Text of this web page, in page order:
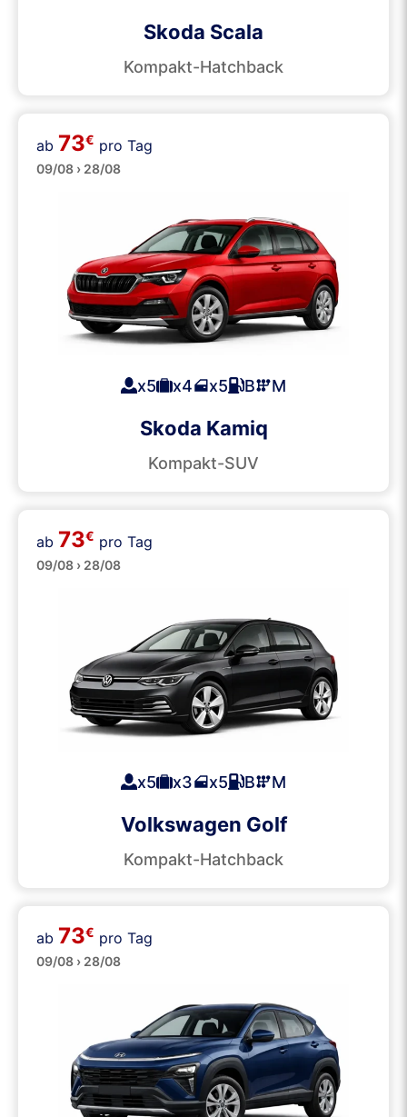
Skoda Scala
Kompakt-Hatchback
SUVs
ab 73€ pro Tag
09/08 › 28/08
x5 x4 x5 B M
Skoda Kamiq
Kompakt-SUV
Mittelklasse
ab 73€ pro Tag
09/08 › 28/08
x5 x3 x5 B M
Volkswagen Golf
Kompakt-Hatchback
SUVs
ab 73€ pro Tag
09/08 › 28/08